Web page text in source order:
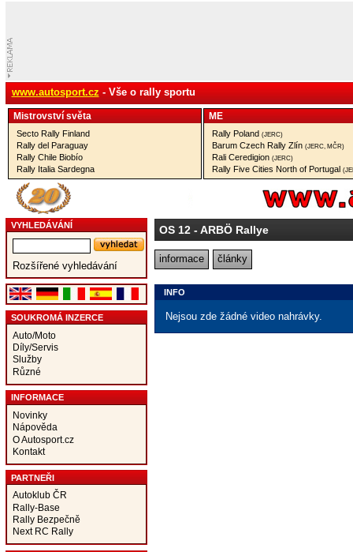
www.autosport.cz - Vše o rally sportu
Mistrovství­ světa
Secto Rally Finland
Rally del Paraguay
Rally Chile Biobío
Rally Italia Sardegna
ME
Rally Poland (JERC)
Barum Czech Rally Zlín (JERC, MČR)
Rali Ceredigion (JERC)
Rally Five Cities North of Portugal
VYHLEDÁVÁNÍ
Rozšířené vyhledávání
SOUKROMÁ INZERCE
Auto/Moto
Díly/Servis
Služby
Různé
INFORMACE
Novinky
Nápověda
O Autosport.cz
Kontakt
PARTNEŘI
Autoklub ČR
Rally-Base
Rally Bezpečně
Next RC Rally
OS 12- ARBÖ Rallye
informace články
INFO
Nejsou zde žádné video nahrávky.